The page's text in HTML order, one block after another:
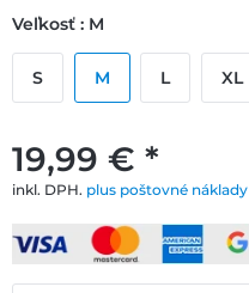
19,99 € *
inkl. DPH. plus poštovné náklady
Veľkosť : M
S M L XL